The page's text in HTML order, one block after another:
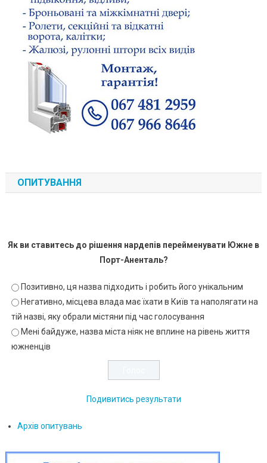
ОПИТУВАННЯ
Як ви ставитесь до рішення нардепів перейменувати Южне в
Порт-Аненталь?
Позитивно, ця назва підходить і робить його унікальним
Негативно, місцева влада має їхати в Київ та наполягати на
тій назві, яку обрали містяни під час голосування
Мені байдуже, назва міста ніяк не вплине на рівень життя
южненців
Подивитись результати
Архів опитувань